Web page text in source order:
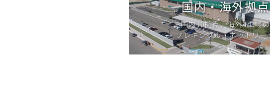
国内・海外拠点
国内10拠点、海外4工場の
フレキシブル・ネットワー